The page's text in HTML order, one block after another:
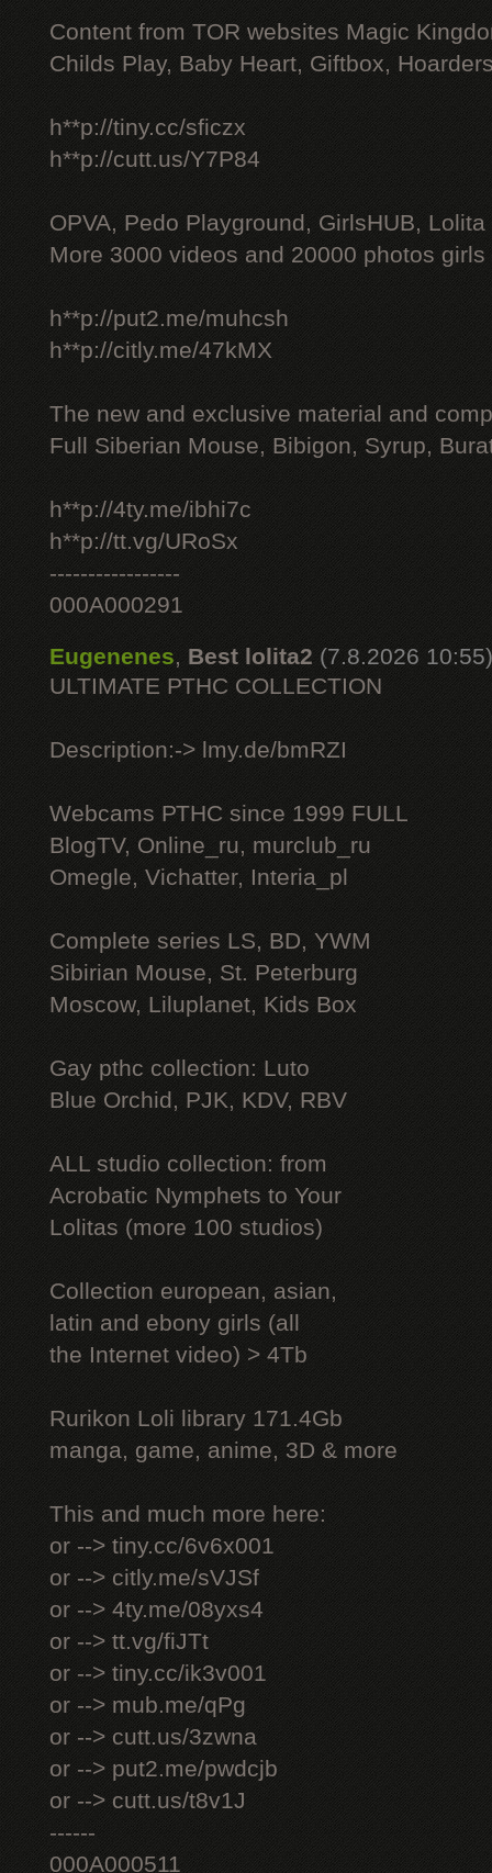
Content from TOR websites Magic
Childs Play, Baby Heart, Giftbox,
h**p://tiny.cc/sficzx
h**p://cutt.us/Y7P84
OPVA, Pedo Playground, GirlsHUB, Lolita
More 3000 videos and 20000 photos
h**p://put2.me/muhcsh
h**p://citly.me/47kMX
The new and exclusive material and
Full Siberian Mouse, Bibigon, Syrup,
h**p://4ty.me/ibhi7c
h**p://tt.vg/URoSx
-----------------
000A000291
Eugenenes, Best lolita2 (7.8.2026 10:55)
ULTIMATE РТНС COLLECTION
Description:-> lmy.de/bmRZI
Webcams РТНС since 1999 FULL
BlogTV, Online_ru, murclub_ru
Omegle, Vichatter, Interia_pl
Complete series LS, BD, YWM
Sibirian Mouse, St. Peterburg
Moscow, Liluplanet, Kids Box
Gay рthс collection: Luto
Blue Orchid, PJK, KDV, RBV
ALL studio collection: from
Acrobatic Nymрhеts to Your
Lоlitаs (more 100 studios)
Collection european, asian,
latin and ebony girls (all
the Internet video) > 4Tb
Rurikon Lоli library 171.4Gb
manga, game, anime, 3D & more
This and much more here:
or --> tiny.cc/6v6x001
or --> citly.me/sVJSf
or --> 4ty.me/08yxs4
or --> tt.vg/fiJTt
or --> tiny.cc/ik3v001
or --> mub.me/qPg
or --> cutt.us/3zwna
or --> put2.me/pwdcjb
or --> cutt.us/t8v1J
------
000A000511